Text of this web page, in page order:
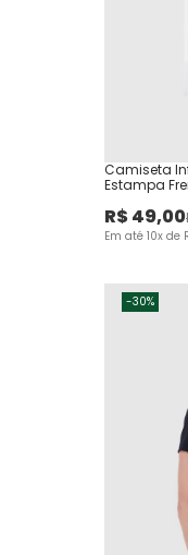
Camiseta
Estampa
R$49,00
Em até 10x de
-30%